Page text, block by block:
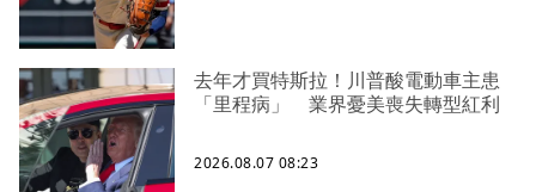
去年才買特斯拉！川普酸電動車主患
「里程病」 業界憂美喪失轉型紅利
2026.08.07 08:23